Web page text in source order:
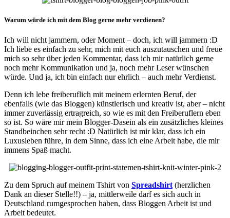
Warum würde ich mit dem Blog gerne mehr verdienen?
Ich will nicht jammern, oder Moment – doch, ich will jammern :D
Ich liebe es einfach zu sehr, mich mit euch auszutauschen und freue
mich so sehr über jeden Kommentar, dass ich mir natürlich gerne
noch mehr Kommunikation und ja, noch mehr Leser wünschen
würde. Und ja, ich bin einfach nur ehrlich – auch mehr Verdienst.
Denn ich lebe freiberuflich mit meinem erlernten Beruf, der
ebenfalls (wie das Bloggen) künstlerisch und kreativ ist, aber – nicht
immer zuverlässig ertragreich, so wie es mit den Freiberuflern eben
so ist. So wäre mir mein Blogger-Dasein als ein zusätzliches kleines
Standbeinchen sehr recht :D Natürlich ist mir klar, dass ich ein
Luxusleben führe, in dem Sinne, dass ich eine Arbeit habe, die mir
immens Spaß macht.
Zu dem Spruch auf meinem Tshirt von Spreadshirt (herzlichen
Dank an dieser Stelle!!) – ja, mittlerweile darf es sich auch in
Deutschland rumgesprochen haben, dass Bloggen Arbeit ist und
Arbeit bedeutet.